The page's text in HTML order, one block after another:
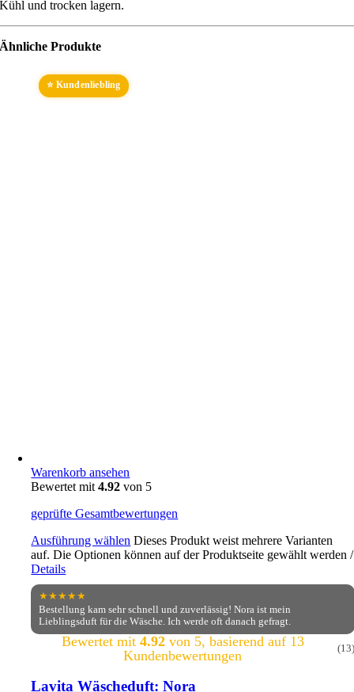
Kühl und trocken lagern.
Ähnliche Produkte
⭐ Kundenliebling
Warenkorb ansehen
Bewertet mit4.92 von 5
geprüfte Gesamtbewertungen
Ausführung wählen Dieses Produkt weist mehrere Varianten
auf. Die Optionen können auf der Produktseite gewählt werden/
Details
★★★★★
Bestellung kam sehr schnell und zuverlässig! Nora ist mein
Lieblingsduft für die Wäsche. Ich werde oft danach gefragt.
Bewertet mit 4.92von 5, basierend auf 13
Kundenbewertungen
(13)
Lavita Wäscheduft: Nora